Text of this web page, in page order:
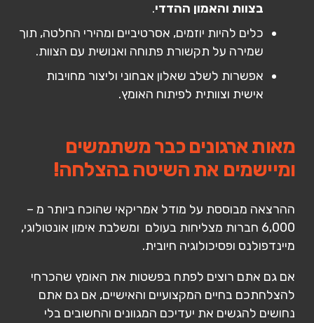
בצוות והאמון ההדדי.
כלים להיות יוזמים, אסרטיביים ומהירי החלטה, תוך
שמירה על תקשורת פתוחה ואנושית עם הצוות.
אפשרות לשלב שאלון אבחוני וליצור מחויבות
אישית וצוותית לפיתוח האומץ.
מאות ארגונים כבר משתמשים
ומיישמים את השיטה בהצלחה!
ההרצאה מבוססת על מודל אמריקאי שהוכח ביותר מ –
6,000 חברות מצליחות בעולם ומשלבת אימון אונטולוגי,
מיינדפולנס ופסיכולוגיה חיובית.
אם גם אתם רוצים לפתח בפשטות את האומץ שהכרחי
להצלחתכם בחיים המקצועיים והאישיים, אם גם אתם
נחושים להגשים את יעדיכם המגוונים והחשובים בלי